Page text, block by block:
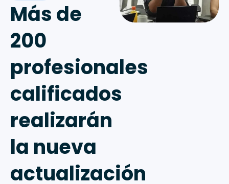
Más de
200
profesionales
calificados
realizarán
la nueva
actualización